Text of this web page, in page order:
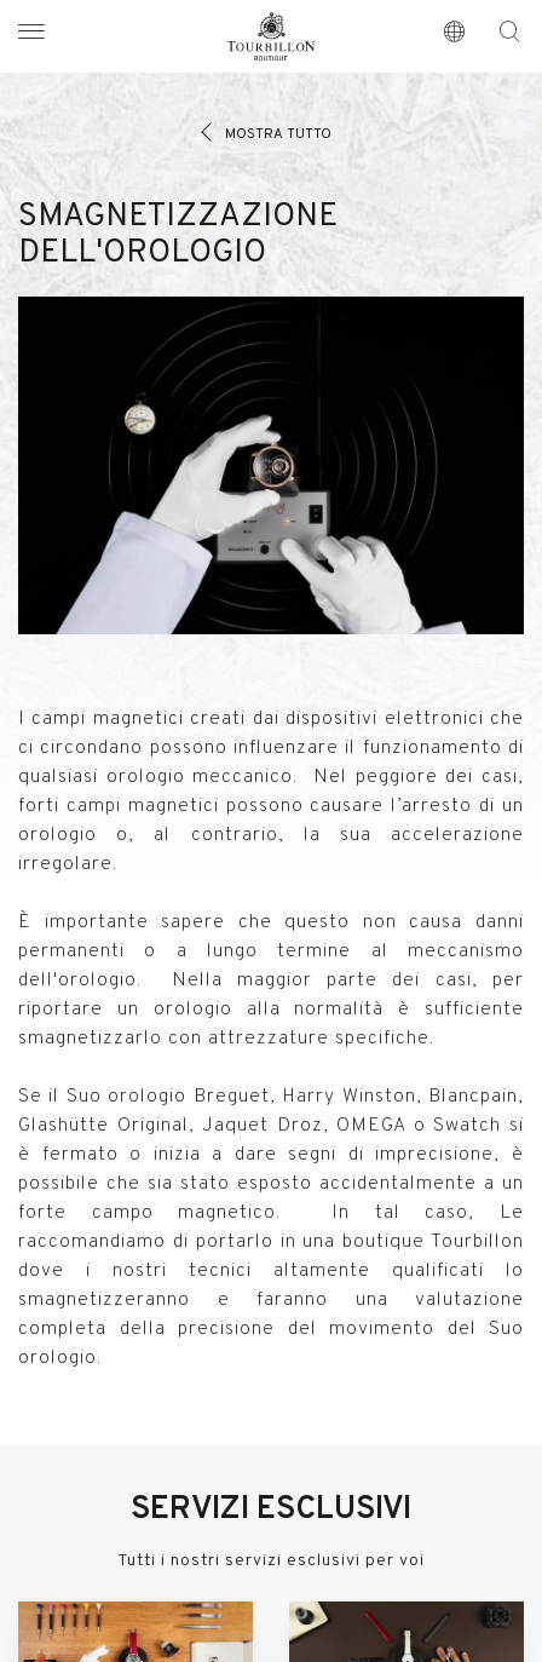
https://www.tourbillon.com/it
MOSTRA TUTTO
SMAGNETIZZAZIONE
DELL'OROLOGIO
I campi magnetici creati dai dispositivi elettronici che
ci circondano possono influenzare il funzionamento di
qualsiasi orologio meccanico. Nel peggiore dei casi,
forti campi magnetici possono causare l’arresto di un
orologio o, al contrario, la sua accelerazione
irregolare.
È importante sapere che questo non causa danni
permanenti o a lungo termine al meccanismo
dell'orologio. Nella maggior parte dei casi, per
riportare un orologio alla normalità è sufficiente
smagnetizzarlo con attrezzature specifiche.
Se il Suo orologio Breguet, Harry Winston, Blancpain,
Glashütte Original, Jaquet Droz, OMEGA o Swatch si
è fermato o inizia a dare segni di imprecisione, è
possibile che sia stato esposto accidentalmente a un
forte campo magnetico. In tal caso, Le
raccomandiamo di portarlo in una boutique Tourbillon
dove i nostri tecnici altamente qualificati lo
smagnetizzeranno e faranno una valutazione
completa della precisione del movimento del Suo
orologio.
SERVIZI ESCLUSIVI
Tutti i nostri servizi esclusivi per voi